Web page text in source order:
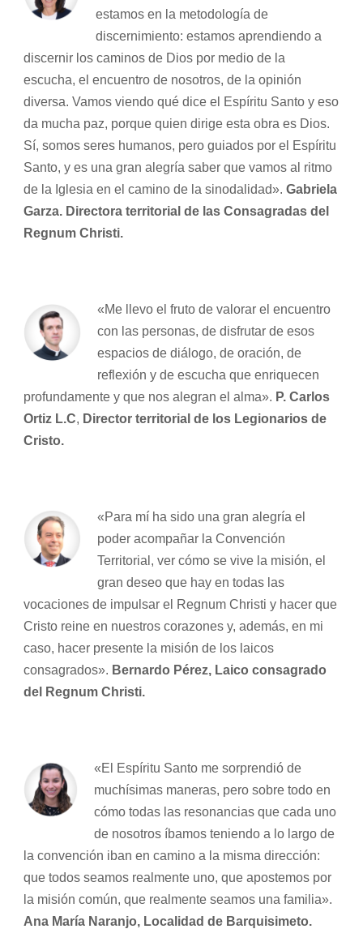
estamos en la metodología de
discernimiento: estamos aprendiendo a
discernir los caminos de Dios por medio de la
escucha, el encuentro de nosotros, de la opinión
diversa. Vamos viendo qué dice el Espíritu Santo y eso
da mucha paz, porque quien dirige esta obra es Dios.
Sí, somos seres humanos, pero guiados por el Espíritu
Santo, y es una gran alegría saber que vamos al ritmo
de la Iglesia en el camino de la sinodalidad». Gabriela
Garza. Directora territorial de las Consagradas del
Regnum Christi.
«Me llevo el fruto de valorar el encuentro
con las personas, de disfrutar de esos
espacios de diálogo, de oración, de
reflexión y de escucha que enriquecen
profundamente y que nos alegran el alma». P. Carlos
Ortiz L.C, Director territorial de los Legionarios de
Cristo.
«Para mí ha sido una gran alegría el
poder acompañar la Convención
Territorial, ver cómo se vive la misión, el
gran deseo que hay en todas las
vocaciones de impulsar el Regnum Christi y hacer que
Cristo reine en nuestros corazones y, además, en mi
caso, hacer presente la misión de los laicos
consagrados». Bernardo Pérez, Laico consagrado
del Regnum Christi.
«El Espíritu Santo me sorprendió de
muchísimas maneras, pero sobre todo en
cómo todas las resonancias que cada uno
de nosotros íbamos teniendo a lo largo de
la convención iban en camino a la misma dirección:
que todos seamos realmente uno, que apostemos por
la misión común, que realmente seamos una familia».
Ana María Naranjo, Localidad de Barquisimeto.